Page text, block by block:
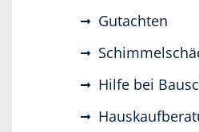
Gutachten
Hilfe bei